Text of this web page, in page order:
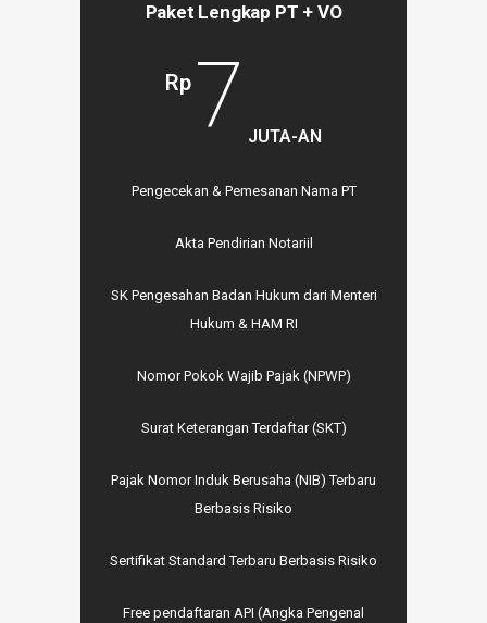
Paket Lengkap PT + VO
Rp 7 JUTA-AN
Pengecekan & Pemesanan Nama PT
Akta Pendirian Notariil
SK Pengesahan Badan Hukum dari Menteri
Hukum & HAM RI
Nomor Pokok Wajib Pajak (NPWP)
Surat Keterangan Terdaftar (SKT)
Pajak Nomor Induk Berusaha (NIB) Terbaru
Berbasis Risiko
Sertifikat Standard Terbaru Berbasis Risiko
Free pendaftaran API (Angka Pengenal